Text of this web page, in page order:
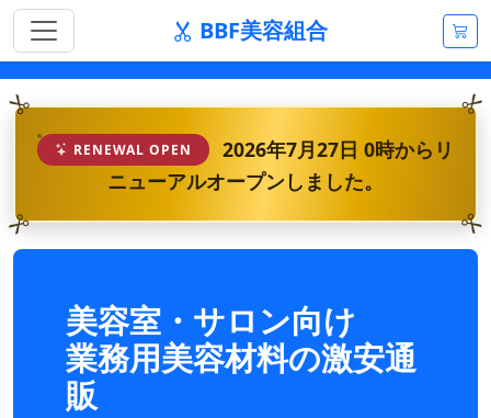
BBF美容組合
RENEWAL OPEN
2026年7月27日 0時からリ
ニューアルオープンしました。
美容室・サロン向け
業務用美容材料の激安通
販